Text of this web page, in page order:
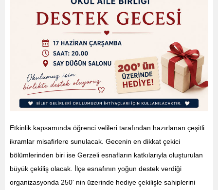
Etkinlik kapsamında öğrenci velileri tarafından hazırlanan çeşitli
ikramlar misafirlere sunulacak. Gecenin en dikkat çekici
bölümlerinden biri ise Gerzeli esnafların katkılarıyla oluşturulan
büyük çekiliş olacak. İlçe esnafının yoğun destek verdiği
organizasyonda 250' nin üzerinde hediye çekilişle sahiplerini